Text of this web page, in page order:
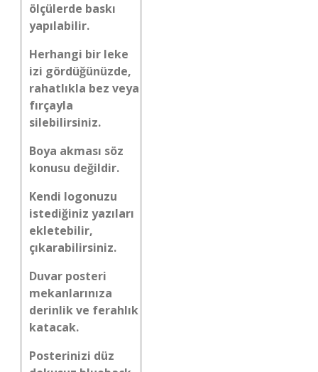
ölçülerde baskı
yapılabilir.
Herhangi bir leke
izi gördüğünüzde,
rahatlıkla bez veya
fırçayla
silebilirsiniz.
Boya akması söz
konusu değildir.
Kendi logonuzu
istediğiniz yazıları
ekletebilir,
çıkarabilirsiniz.
Duvar posteri
mekanlarınıza
derinlik ve ferahlık
katacak.
Posterinizi düz